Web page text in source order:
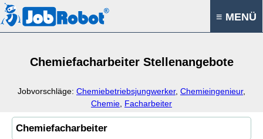
≡ MENÜ
Chemiefacharbeiter Stellenangebote
Jobvorschläge: Chemiebetriebsjungwerker, Chemieingenieur,
Chemie Facharbeiter